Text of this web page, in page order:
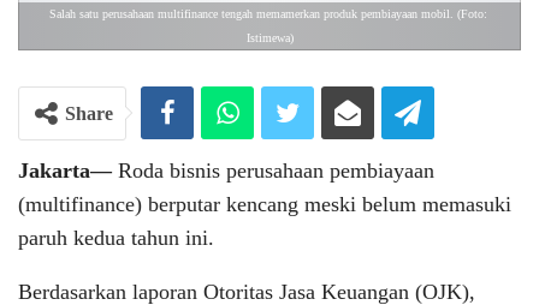
Salah satu perusahaan multifinance tengah memamerkan produk pembiayaan mobil. (Foto:
Istimewa)
Share
Jakarta—Roda bisnis perusahaan pembiayaan
(multifinance) berputar kencang meski belum memasuki
paruh kedua tahun ini.
Berdasarkan laporan Otoritas Jasa Keuangan (OJK),